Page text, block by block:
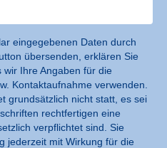
eingegebenen Daten durch
übersenden, erklären Sie
Ihre Angaben für die
Kontaktaufnahme verwenden.
grundsätzlich nicht statt, es sei
rechtfertigen eine
verpflichtet sind. Sie
jederzeit mit Wirkung für die